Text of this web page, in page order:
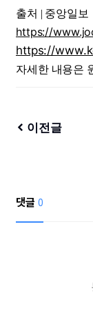
출처 | 중앙일보
https://
https://
자세한 내용은
이전글
댓글 0